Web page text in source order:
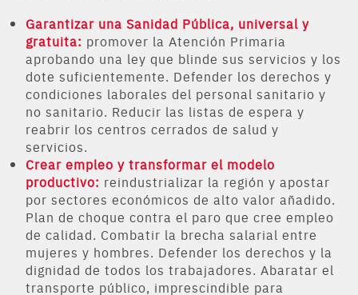
Garantizar una Sanidad Pública, universal y
gratuita: promover la Atención Primaria
aprobando una ley que blinde sus servicios y los
dote suficientemente. Defender los derechos y
condiciones laborales del personal sanitario y
no sanitario. Reducir las listas de espera y
reabrir los centros cerrados de salud y
servicios.
Crear empleo y transformar el modelo
productivo: reindustrializar la región y apostar
por sectores económicos de alto valor añadido.
Plan de choque contra el paro que cree empleo
de calidad. Combatir la brecha salarial entre
mujeres y hombres. Defender los derechos y la
dignidad de todos los trabajadores. Abaratar el
transporte público, imprescindible para